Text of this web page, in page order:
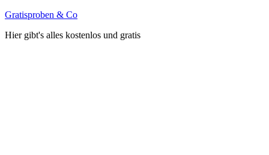
Gratisproben & Co
Hier gibt's alles kostenlos und gratis